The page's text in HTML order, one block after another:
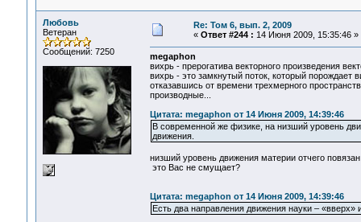
Любовь
Ветеран
Сообщений: 7250
Re: Том 6, вып. 2, 2009
« Ответ #244 : 14 Июня 2009, 15:35:46 »
megaphon
вихрь - прерогатива векторного произведения
вихрь - это замкнутый поток, который порождает
отказавшись от времени трехмерного
производные...
Цитата: megaphon от 14 Июня 2009, 14:39:46
В современной же физике, на низший уровень
движения.
низший уровень движения материи отчего
это Вас не смущает?
Цитата: megaphon от 14 Июня 2009, 14:39:46
Есть два направления движения науки – «вверх»